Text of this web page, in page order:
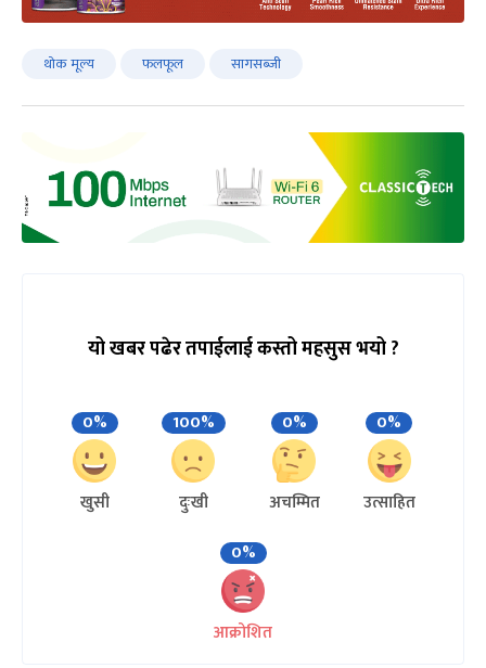
थोक मूल्य फलफूल सागसब्जी
यो खबर पढेर तपाईलाई कस्तो महसुस भयो ?
0%
खुसी
100%
दुःखी
0%
अचम्मित
0%
उत्साहित
0%
आक्रोशित